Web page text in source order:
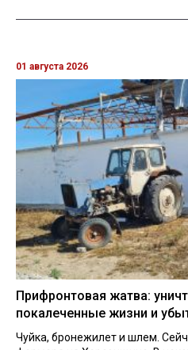
01 августа 2026
Прифронтовая жатва:
покалеченные жизни и
Чуйка, бронежилет и шлем.